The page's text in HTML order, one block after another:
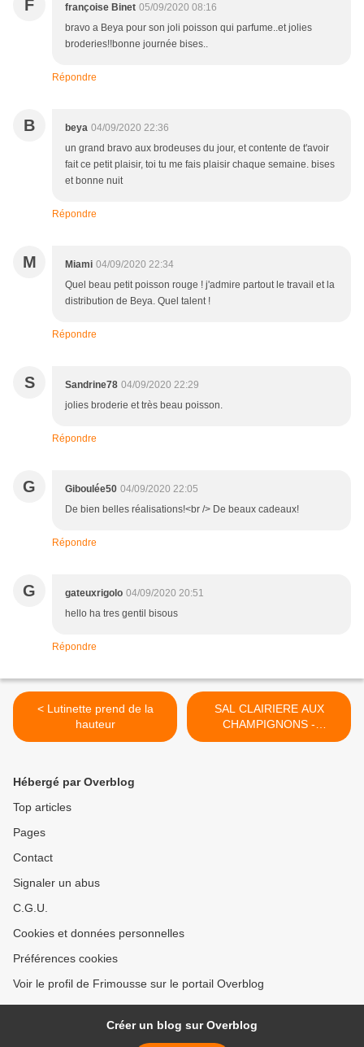
F françoise Binet 05/09/2020 08:16
bravo a Beya pour son joli poisson qui parfume..et jolies
broderies!!bonne journée bises..
Répondre
B beya 04/09/2020 22:36
un grand bravo aux brodeuses du jour, et contente de t'avoir
fait ce petit plaisir, toi tu me fais plaisir chaque semaine. bises
et bonne nuit
Répondre
M Miami 04/09/2020 22:34
Quel beau petit poisson rouge ! j'admire partout le travail et la
distribution de Beya. Quel talent !
Répondre
S Sandrine78 04/09/2020 22:29
jolies broderie et très beau poisson.
Répondre
G Giboulée50 04/09/2020 22:05
De bien belles réalisations!<br /> De beaux cadeaux!
Répondre
G gateuxrigolo 04/09/2020 20:51
hello ha tres gentil bisous
Répondre
< Lutinette prend de la
hauteur
SAL CLAIRIERE AUX
CHAMPIGNONS -
SEPTEMBRE >
Hébergé par Overblog
Top articles
Pages
Contact
Signaler un abus
C.G.U.
Cookies et données personnelles
Préférences cookies
Voir le profil de Frimousse sur le portail Overblog
Créer un blog sur Overblog